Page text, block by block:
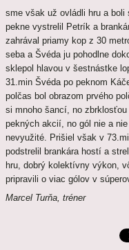
sme však už ovládli hru a
pekne vystrelil Petrík a
zahrával priamy kop z 30
seba a Švéda ju pohodlne
sklepol hlavou v šestnástke
31.min Švéda po peknom
polčas bol obrazom prvého
si mnoho šancí, no
pekných akcií, no gól nie a
nevyužité. Prišiel však v
podstrelil brankára hostí a
hru, dobrý kolektívny výkon,
pripravili o viac gólov v
Marcel Turňa, tréner